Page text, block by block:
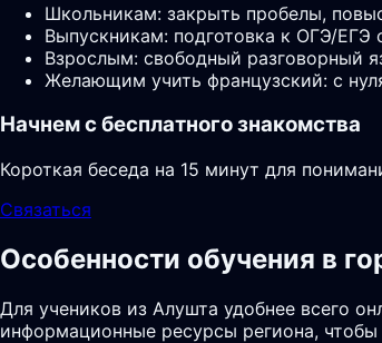
Школьникам: закрыть пробелы,
Выпускникам: подготовка к ОГЭ/ЕГЭ
Взрослым: свободный разговорный
Желающим учить французский: с
Начнем с бесплатного знакомства
Короткая беседа на 15 минут для
Связаться
Особенности обучения в
Для учеников из Алушта удобнее всего
информационные ресурсы региона,